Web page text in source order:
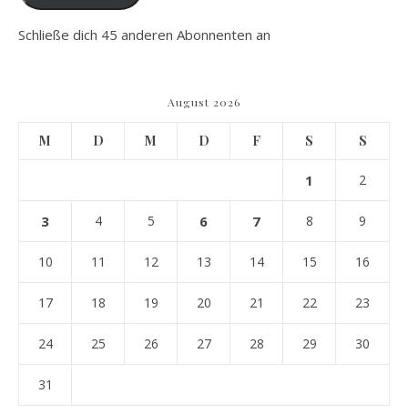
Schließe dich 45 anderen Abonnenten an
August 2026
M D M D F S S
1 2
3 4 5 6 7 8 9
10 11 12 13 14 15 16
17 18 19 20 21 22 23
24 25 26 27 28 29 30
31